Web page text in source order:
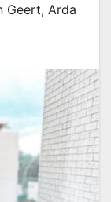
Geert, Arda